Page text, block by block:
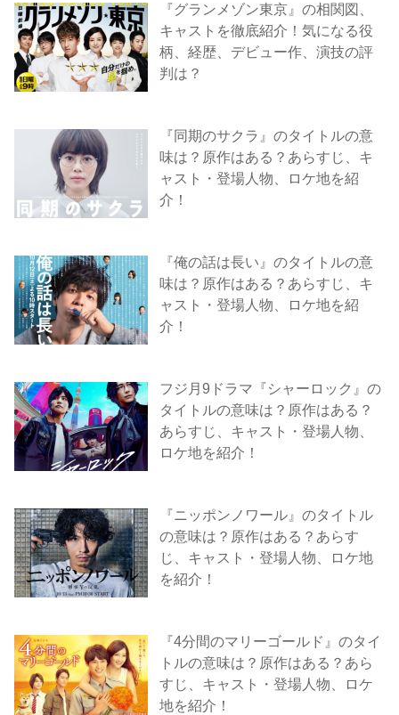
『グランメゾン東京』の相関図、
キャストを徹底紹介！気になる役
柄、経歴、デビュー作、演技の評
判は？
『同期のサクラ』のタイトルの意
味は？原作はある？あらすじ、キ
ャスト・登場人物、ロケ地を紹
介！
『俺の話は長い』のタイトルの意
味は？原作はある？あらすじ、キ
ャスト・登場人物、ロケ地を紹
介！
フジ月9ドラマ『シャーロック』の
タイトルの意味は？原作はある？
あらすじ、キャスト・登場人物、
ロケ地を紹介！
『ニッポンノワール』のタイトル
の意味は？原作はある？あらす
じ、キャスト・登場人物、ロケ地
を紹介！
『4分間のマリーゴールド』のタイ
トルの意味は？原作はある？あら
すじ、キャスト・登場人物、ロケ
地を紹介！